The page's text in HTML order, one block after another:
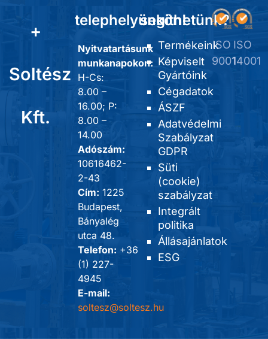
+
Soltész
Kft.
telephelyünkön!
Nyitvatartásunk
munkanapokon:
H-Cs:
8.00 –
16.00; P:
8.00 –
14.00
Adószám:
10616462-
2-43
Cím: 1225
Budapest,
Bányalég
utca 48.
Telefon: +36
(1) 227-
4945
E-mail:
soltesz@soltesz.hu
segíthetünk?
Termékeink
Képviselt
Gyártóink
Cégadatok
ÁSZF
Adatvédelmi
Szabályzat
GDPR
Süti
(cookie)
szabályzat
Integrált
politika
Állásajánlatok
ESG
ISO
9001
ISO
14001